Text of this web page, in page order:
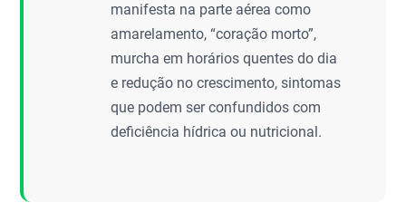
manifesta na parte aérea como
amarelamento, “coração morto”,
murcha em horários quentes do dia
e redução no crescimento, sintomas
que podem ser confundidos com
deficiência hídrica ou nutricional.